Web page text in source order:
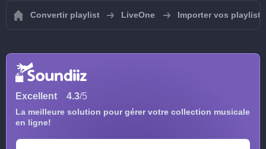
Convertir playlist LiveOne Importer vos
Excellent 4.3/5
La meilleure solution pour gérer votre collection musicale
en ligne!